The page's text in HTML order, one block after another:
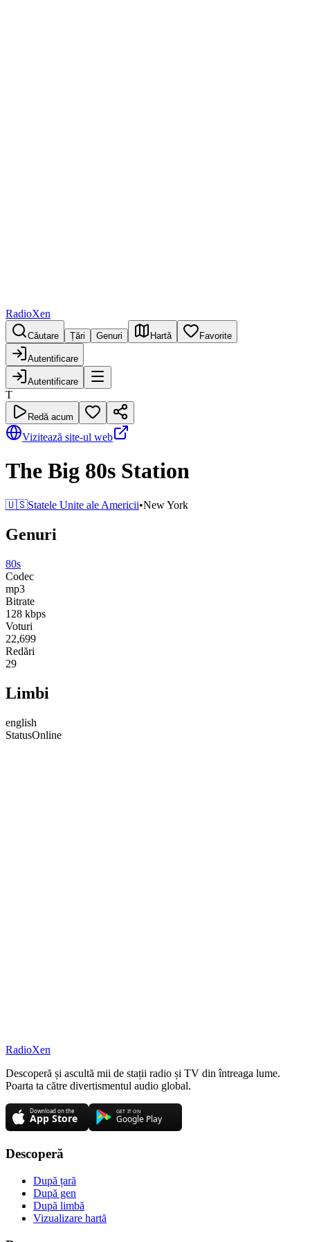
RadioXen
Căutare Țări Genuri Hartă Favorite
Autentificare
Autentificare
T
Redă acum
Vizitează site-ul web
The Big 80s Station
🇺🇸Statele Unite ale Americii•New York
Genuri
80s
Codec
mp3
Bitrate
128 kbps
Voturi
22,699
Redări
29
Limbi
english
StatusOnline
RadioXen
Descoperă și ascultă mii de stații radio și TV din întreaga lume.
Poarta ta către divertismentul audio global.
Descoperă
După țară
După gen
După limbă
Vizualizare hartă